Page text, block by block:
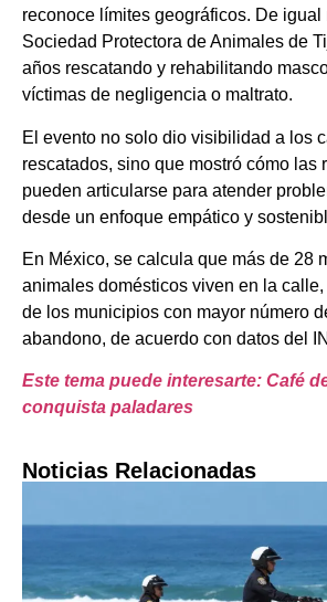
reconoce límites geográficos. De igual
Sociedad Protectora de Animales de
años rescatando y rehabilitando
víctimas de negligencia o maltrato.
El evento no solo dio visibilidad a los
rescatados, sino que mostró cómo las
pueden articularse para atender
desde un enfoque empático y
En México, se calcula que más de 28
animales domésticos viven en la
de los municipios con mayor número
abandono, de acuerdo con datos del
Este tema puede interesarte: Café
conquista paladares
Noticias Relacionadas